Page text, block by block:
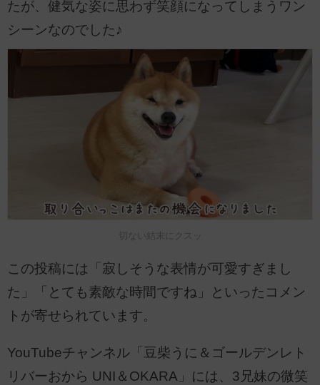
たが、健気な姿に思わず笑顔になってしまうワン
シーンなのでした♪
切ない結末にクスッ
この投稿には「寂しそうな表情が可愛すぎまし
た」「とても素敵な時間ですね」といったコメン
トが寄せられています。
YouTubeチャンネル「豆柴うに＆ゴールデンレト
リバーおから UNI＆OKARA」には、3兄妹の微笑